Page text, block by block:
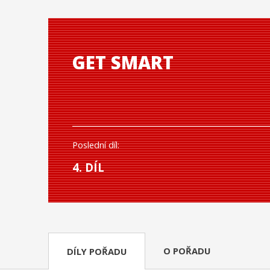
GET SMART
Poslední díl:
4. DÍL
DÍLY POŘADU O POŘADU